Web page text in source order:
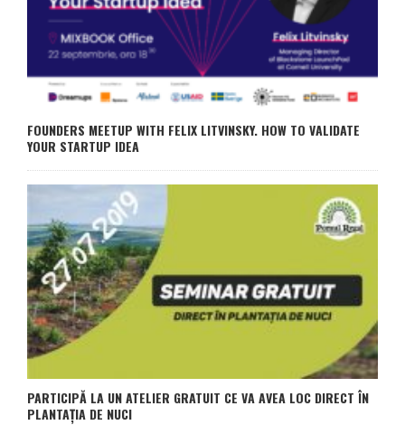
FOUNDERS MEETUP WITH FELIX LITVINSKY. HOW TO VALIDATE
YOUR STARTUP IDEA
PARTICIPĂ LA UN ATELIER GRATUIT CE VA AVEA LOC DIRECT ÎN
PLANTAȚIA DE NUCI